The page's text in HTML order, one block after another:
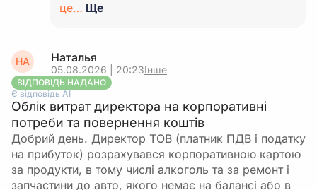
це… Ще
НА Наталья
05.08.2026 | 20:23Інше
ВІДПОВІДЬ НАДАНО
Є відповідь АІ
Облік витрат директора на корпоративні
потреби та повернення коштів
Добрий день. Директор ТОВ (платник ПДВ і податку
на прибуток) розрахувався корпоративною картою
за продукти, в тому числі алкоголь та за ремонт і
запчастини до авто, якого немає на балансі або в